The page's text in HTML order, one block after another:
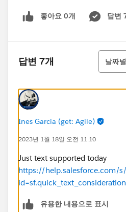
좋아요 0개 답변
답변 7개
정렬
날짜
Ines Garcia (get: Agile)
2023년 1월 18일 오전 11:10
Just text supported today
https://help.salesforce.com/
유용한 내용으로 표시